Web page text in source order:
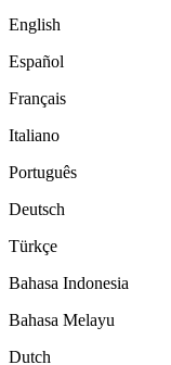
English
Español
Français
Italiano
Português
Deutsch
Türkçe
Bahasa Indonesia
Bahasa Melayu
Dutch